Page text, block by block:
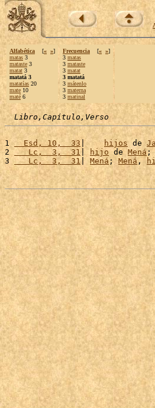
Alfabética [« »]
matas 3
mataste 3
matat 3
matatá 3
matatías 20
mate 10
maté 6
Frecuencia [« »]
3 matas
3 mataste
3 matat
3 matatá
3 mátenlo
3 materna
3 matinal
Libro,Capítulo,Verso
1
  Esd, 10,  33
| hijos de
2
   Lc,  3,  31
| hijo de Mená;
3
   Lc,  3,  31
| Mená ; Mená ,